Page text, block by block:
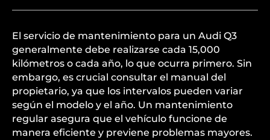
El servicio de mantenimiento para un Audi Q3
generalmente debe realizarse cada 15,000
kilómetros o cada año, lo que ocurra primero. Sin
embargo, es crucial consultar el manual del
propietario, ya que los intervalos pueden variar
según el modelo y el año. Un mantenimiento
regular asegura que el vehículo funcione de
manera eficiente y previene problemas mayores.